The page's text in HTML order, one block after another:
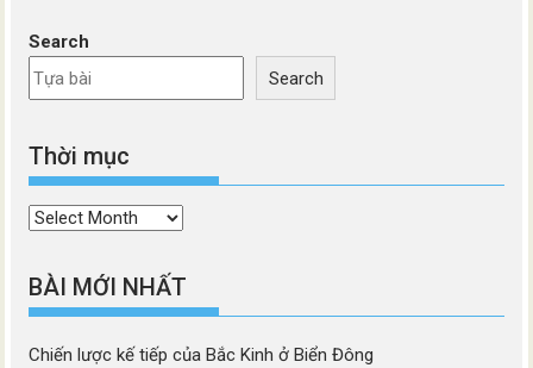
Search
Search
Thời mục
Thời
BÀI MỚI NHẤT
Chiến lược kế tiếp của Bắc Kinh ở Biển Đông